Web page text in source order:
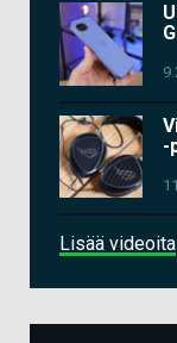
-
Lisää videoita